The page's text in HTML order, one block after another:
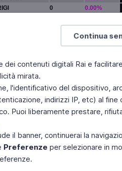
Continua
contenuti digitali Rai e
mirata.
l'identificativo del dispositivo,
indirizzi IP, etc) al fine
Puoi liberamente prestare,
il banner, continuerai la
Preferenze per selezionare in
0
0.00%